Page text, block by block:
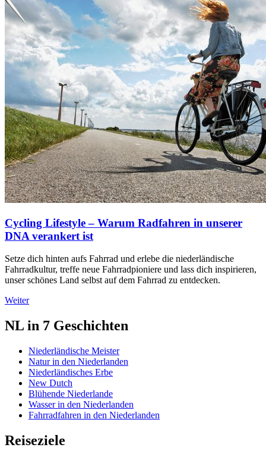
Cycling Lifestyle – Warum Radfahren in unserer
DNA verankert ist
Setze dich hinten aufs Fahrrad und erlebe die niederländische
Fahrradkultur, treffe neue Fahrradpioniere und lass dich inspirieren,
unser schönes Land selbst auf dem Fahrrad zu entdecken.
Weiter
NL in 7 Geschichten
Niederländische Meister
Natur in den Niederlanden
Niederländisches Erbe
New Dutch
Blühende Niederlande
Wasser in den Niederlanden
Fahrradfahren in den Niederlanden
Reiseziele